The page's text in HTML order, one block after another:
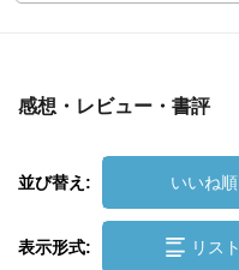
感想・レビュー・書評
並び替え: いいね順
表示形式: リスト